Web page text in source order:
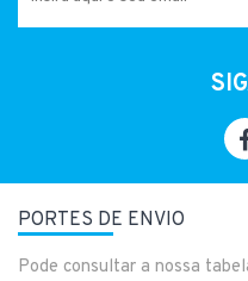
PORTES DE ENVIO
Pode consultar a nossa